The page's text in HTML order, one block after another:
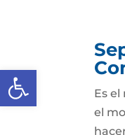
Abrir barra de
Es
el